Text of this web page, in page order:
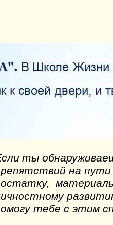
ты
на
тебе с этим